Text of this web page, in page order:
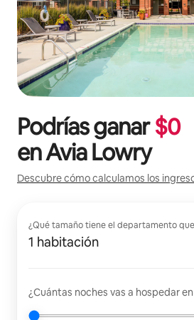
Podrías ganar$0
enAvia Lowry
Descubre cómo calculamos los
¿Qué tamaño tiene el departamento
1 habitación
¿Cuántas noches vas a hospedar